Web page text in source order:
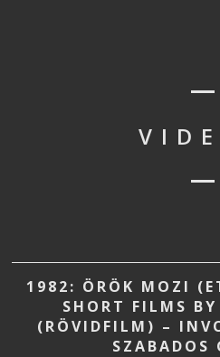
1982: ÖRÖK MOZI
SHORT FILMS
(RÖVIDFILM) –
SZABADOS